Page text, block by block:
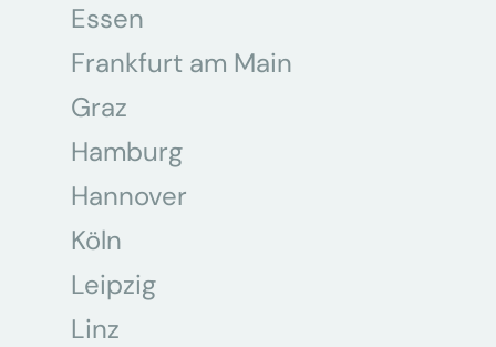
Essen
Frankfurt am Main
Graz
Hamburg
Hannover
Köln
Leipzig
Linz